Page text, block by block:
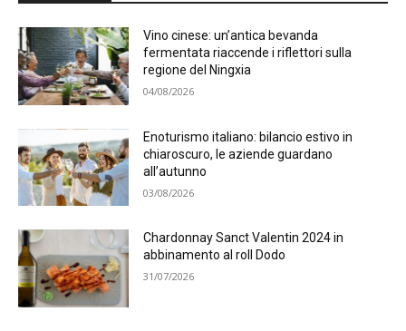
Vino cinese: un’antica bevanda
fermentata riaccende i riflettori sulla
regione del Ningxia
04/08/2026
Enoturismo italiano: bilancio estivo in
chiaroscuro, le aziende guardano
all’autunno
03/08/2026
Chardonnay Sanct Valentin 2024 in
abbinamento al roll Dodo
31/07/2026